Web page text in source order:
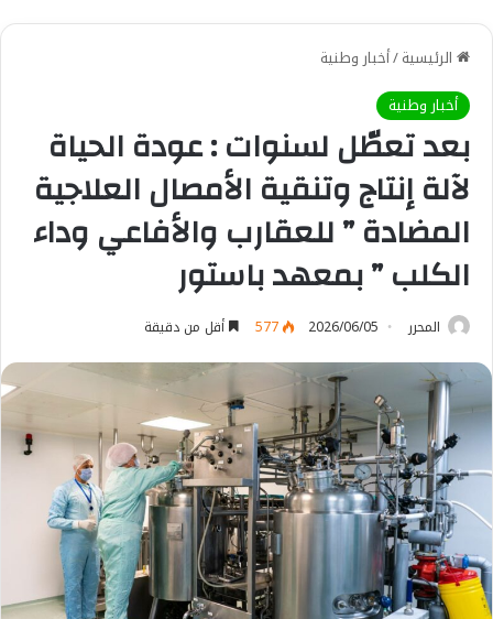
الرئيسية/أخبار وطنية
أخبار وطنية
بعد تعطّل لسنوات : عودة الحياة
لآلة إنتاج وتنقية الأمصال العلاجية
المضادة ” للعقارب والأفاعي وداء
الكلب ” بمعهد باستور
المحرر 2026/06/05
577 أقل من دقيقة